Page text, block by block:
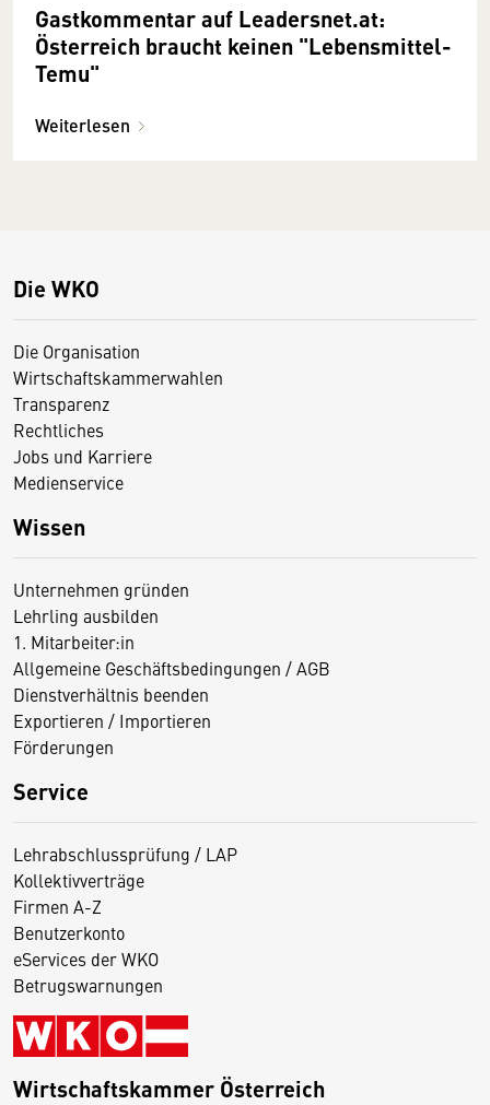
Gastkommentar auf Leadersnet.at:
Österreich braucht keinen "Lebensmittel-
Temu"
Weiterlesen
Die WKO
Die Organisation
Wirtschaftskammerwahlen
Transparenz
Rechtliches
Jobs und Karriere
Medienservice
Wissen
Unternehmen gründen
Lehrling ausbilden
1. Mitarbeiter:in
Allgemeine Geschäftsbedingungen / AGB
Dienstverhältnis beenden
Exportieren / Importieren
Förderungen
Service
Lehrabschlussprüfung / LAP
Kollektivverträge
Firmen A-Z
Benutzerkonto
eServices der WKO
Betrugswarnungen
Wirtschaftskammer Österreich